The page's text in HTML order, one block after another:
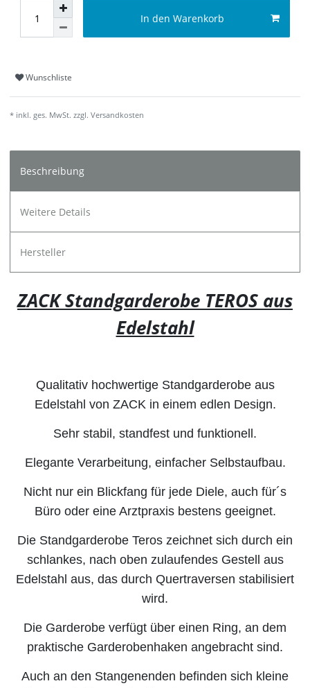
In den Warenkorb
Wunschliste
* inkl. ges. MwSt. zzgl. Versandkosten
Beschreibung
Weitere Details
Hersteller
ZACK Standgarderobe TEROS aus
Edelstahl
Qualitativ hochwertige Standgarderobe aus
Edelstahl von ZACK in einem edlen Design.
Sehr stabil, standfest und funktionell.
Elegante Verarbeitung, einfacher Selbstaufbau.
Nicht nur ein Blickfang für jede Diele, auch für´s
Büro oder eine Arztpraxis bestens geeignet.
Die Standgarderobe Teros zeichnet sich durch ein
schlankes, nach oben zulaufendes Gestell aus
Edelstahl aus, das durch Quertraversen stabilisiert
wird.
Die Garderobe verfügt über einen Ring, an dem
praktische Garderobenhaken angebracht sind.
Auch an den Stangenenden befinden sich kleine